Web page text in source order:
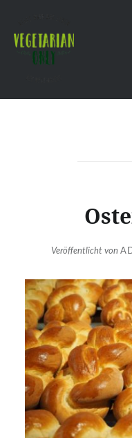
Inhalt
Vegetarian
Veröffentlicht von